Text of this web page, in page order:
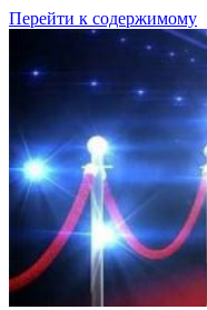
Перейти к содержимому